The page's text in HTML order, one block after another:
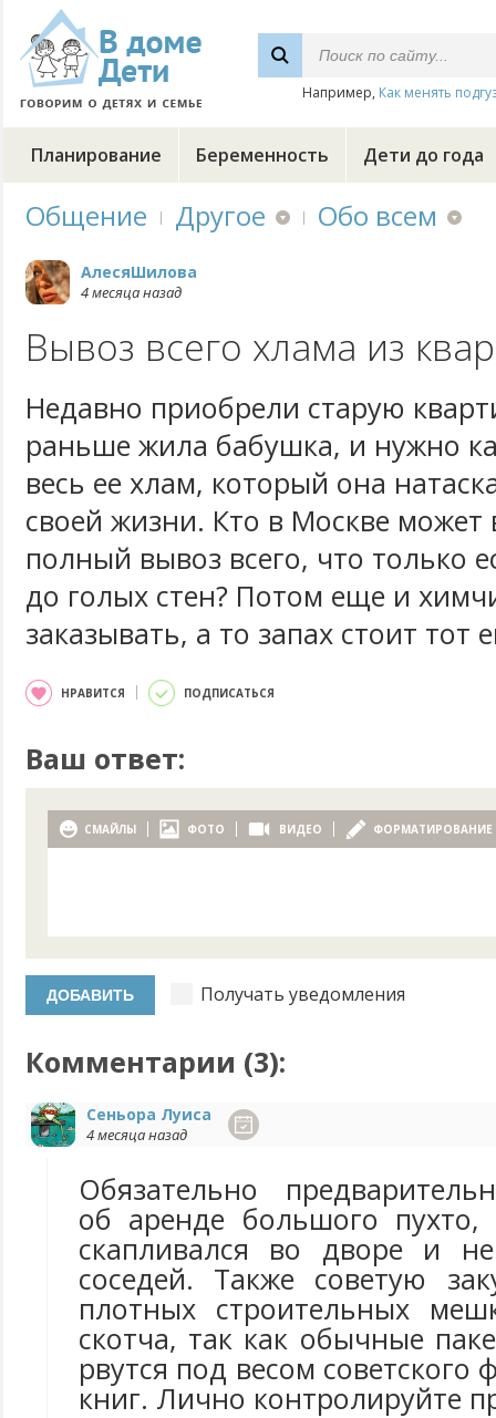
Например, Как менять
Планирование Беременность Дети до года
Общение Другое Обо всем
АлесяШилова
4 месяца назад
Вывоз всего хлама из
Недавно приобрели старую
раньше жила бабушка, и нужно
весь ее хлам, который она
своей жизни. Кто в Москве может
полный вывоз всего, что только
до голых стен? Потом еще и
заказывать, а то запах стоит тот
НРАВИТСЯ ПОДПИСАТЬСЯ
Ваш ответ:
СМАЙЛЫ ФОТО ВИДЕО ФОРМАТИРОВАНИЕ
Получать уведомления
Комментарии (3):
Сеньора Луиса
4 месяца назад
Обязательно
об аренде большого
скапливался во дворе и
соседей. Также советую
плотных строительных
скотча, так как обычные
рвутся под весом
книг. Лично контролируйте